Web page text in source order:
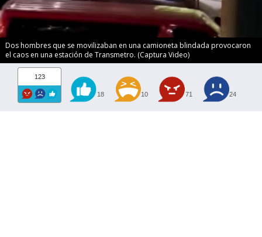
Dos hombres que se movilizaban en una camioneta blindada provocaron
el caos en una estación de Transmetro. (Captura Video)
123
18 10 71 24